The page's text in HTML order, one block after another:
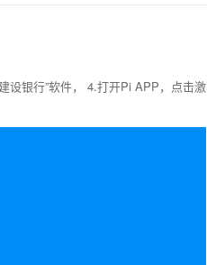
设银行”软件， 4.打开Pi APP，点击激